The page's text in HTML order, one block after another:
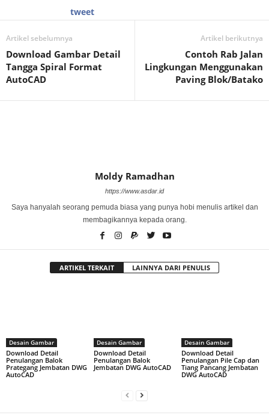
tweet
Artikel sebelumnya
Download Gambar Detail
Tangga Spiral Format
AutoCAD
Artikel berikutnya
Contoh Rab Jalan
Lingkungan Menggunakan
Paving Blok/Batako
Moldy Ramadhan
https://www.asdar.id
Saya hanyalah seorang pemuda biasa yang punya hobi menulis artikel dan
membagikannya kepada orang.
ARTIKEL TERKAIT LAINNYA DARI PENULIS
Desain Gambar
Download Detail
Penulangan Balok
Prategang Jembatan DWG
AutoCAD
Desain Gambar
Download Detail
Penulangan Balok
Jembatan DWG AutoCAD
Desain Gambar
Download Detail
Penulangan Pile Cap dan
Tiang Pancang Jembatan
DWG AutoCAD